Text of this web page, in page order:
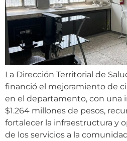
La Dirección Territorial de
financió el mejoramiento de
en el departamento, con una
$1.264 millones de pesos,
fortalecer la infraestructura y
de los servicios a la